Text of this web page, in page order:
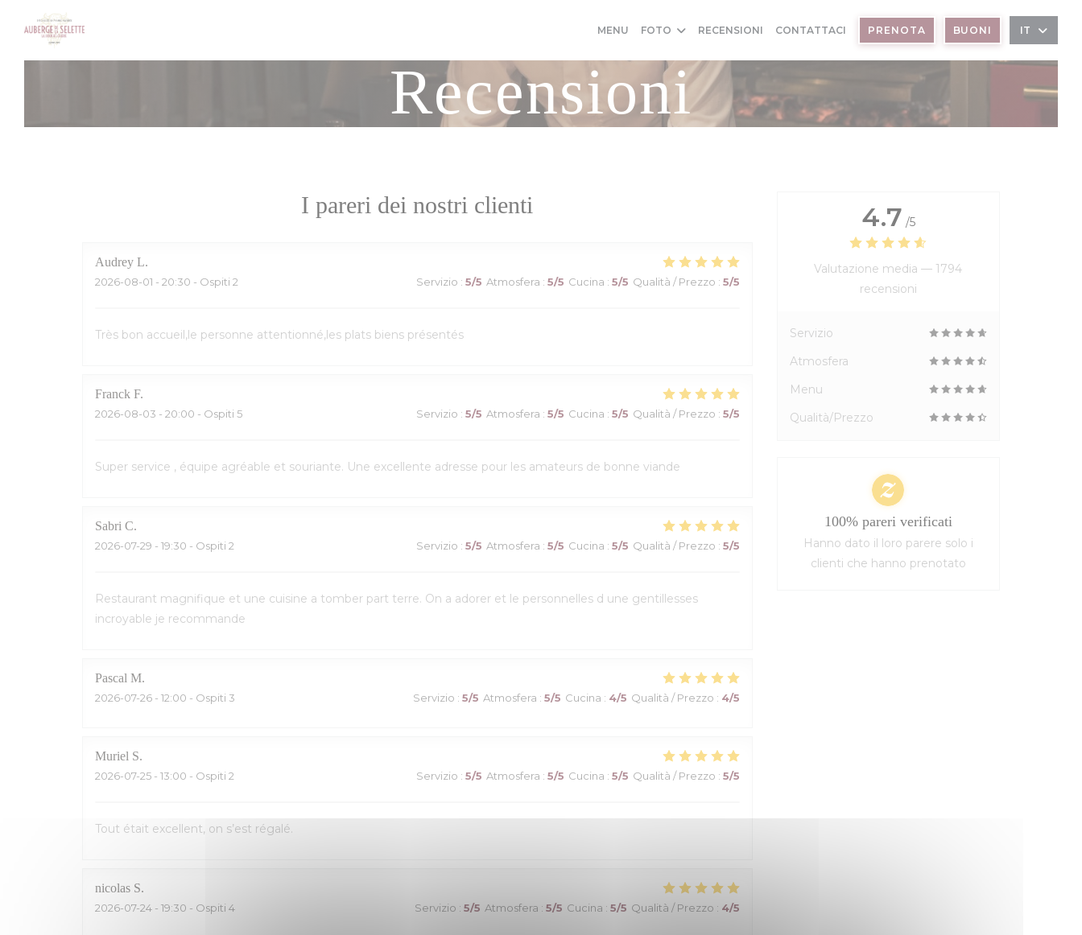
Personalizzazione delle tue scelte sui cookie
MENU FOTO RECENSIONI CONTATTACI PRENOTA BUONI IT
Recensioni
I pareri dei nostri clienti
Audrey L
2026-08-01 - 20:30 - Ospiti 2 Servizio : 5/5 Atmosfera : 5/5 Cucina : 5/5 Qualità / Prezzo : 5/5
Très bon accueil,le personne attentionné,les plats biens présentés
Franck F
2026-08-03 - 20:00 - Ospiti 5 Servizio : 5/5 Atmosfera : 5/5 Cucina : 5/5 Qualità / Prezzo : 5/5
Super service , équipe agréable et souriante. Une excellente adresse pour les amateurs de bonne viande
Sabri C
2026-07-29 - 19:30 - Ospiti 2 Servizio : 5/5 Atmosfera : 5/5 Cucina : 5/5 Qualità / Prezzo : 5/5
Restaurant magnifique et une cuisine a tomber part terre. On a adorer et le personnelles d une gentillesses
incroyable je recommande
Pascal M
2026-07-26 - 12:00 - Ospiti 3 Servizio : 5/5 Atmosfera : 5/5 Cucina : 4/5 Qualità / Prezzo : 4/5
Muriel S
2026-07-25 - 13:00 - Ospiti 2 Servizio : 5/5 Atmosfera : 5/5 Cucina : 5/5 Qualità / Prezzo : 5/5
Tout était excellent, on s’est régalé.
nicolas S
2026-07-24 - 19:30 - Ospiti 4 Servizio : 5/5 Atmosfera : 5/5 Cucina : 5/5 Qualità / Prezzo : 4/5
4.7 /5
Valutazione media — 1794
recensioni
Servizio
Atmosfera
Menu
Qualità/Prezzo
100% pareri verificati
Hanno dato il loro parere solo i
clienti che hanno prenotato